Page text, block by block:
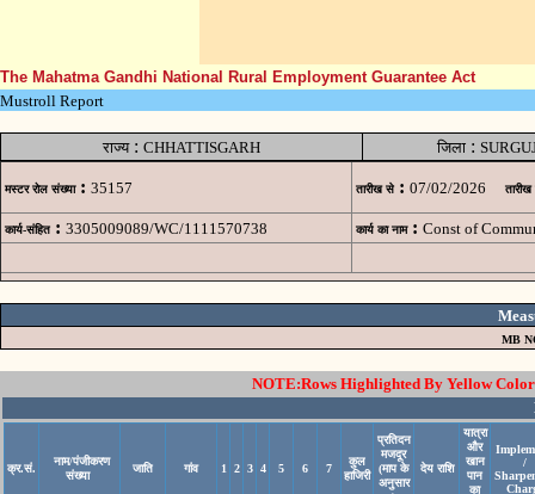
The Mahatma Gandhi National Rural Employment Guarantee Act
Mustroll Report
राज्य: CHHATTISGARH जिला:
मस्टर रोल संख्या : 35157 तारीख से : 07/02/2026 तारीख
कार्य-संहित : 3305009089/WC/1111570738 कार्य का नाम : Const of
MB
NOTE:Rows Highlighted By Yellow
क्र.सं.
नाम/पंजीकरण
संख्या
जाति गांव 1 2 3 4 5 6 7
कुल
हाजिरी
प्रतिदन
मजदूर
(माप के
अनुसार
देय राशि
यात्रा
और
खान
पान
का
/